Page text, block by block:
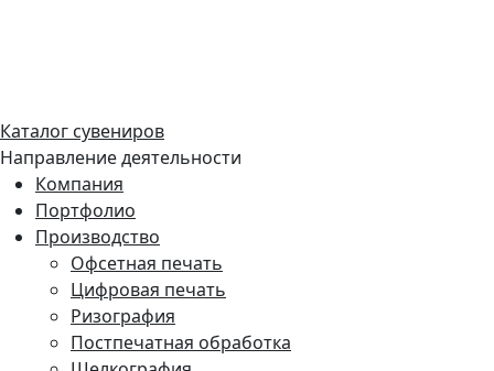
Каталог сувениров
Направление деятельности
Компания
Портфолио
Производство
Офсетная печать
Цифровая печать
Ризография
Постпечатная обработка